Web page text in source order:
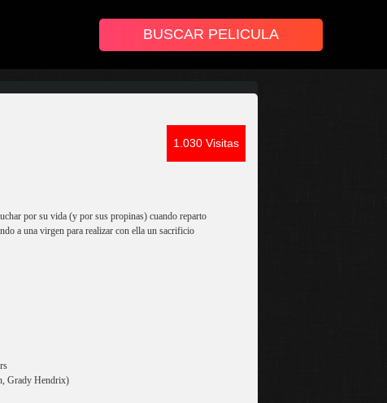
1.030 Visitas
por su vida (y por sus propinas) cuando reparto
a una virgen para realizar con ella un sacrificio
Grady Hendrix)